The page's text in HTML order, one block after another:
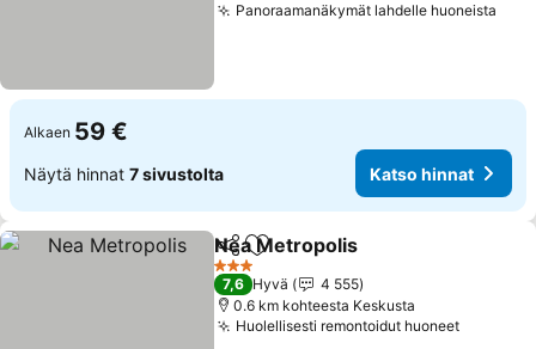
Panoraamanäkymät lahdelle huoneista
Alkaen 59 €
Näytä hinnat 7 sivustolta Katso hinnat
Jaa Lisää suosikkeihin
Nea Metropolis
3 Tähtiluokitus
7,6 Hyvä
4 555
0.6 km kohteesta Keskusta
Huolellisesti remontoidut huoneet